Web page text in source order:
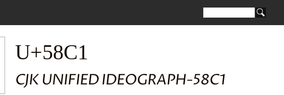
U+58C1
CJK UNIFIED IDEOGRAPH-58C1